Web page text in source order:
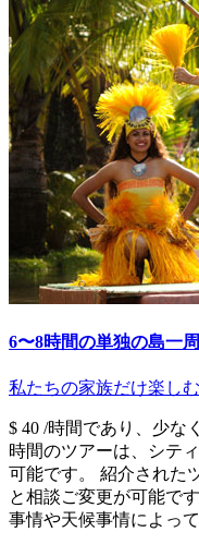
6〜8時間の単独の島一周
私たちの家族だけ楽し
$ 40 /時間であり、少な
時間のツアーは、シテ
可能です。 紹介された
と相談ご変更が可能で
事情や天候事情によっ